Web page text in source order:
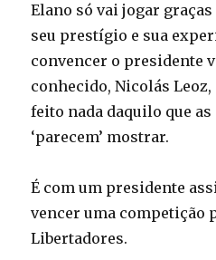
Elano só vai jogar
seu prestígio e sua
convencer o presidente
conhecido, Nicolás
feito nada daquilo que
‘parecem’ mostrar.
É com um presidente
vencer uma competição
Libertadores.